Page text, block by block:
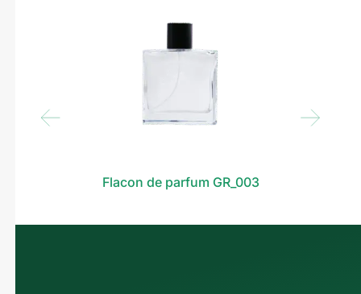
Flacon de parfum GR_003